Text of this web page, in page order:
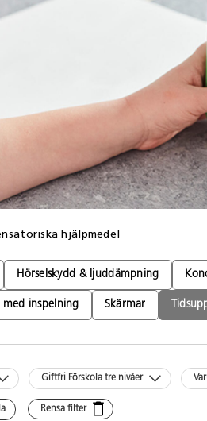
hjälpmedel
Hörselskydd & ljuddämpning
med inspelning Skärmar
Giftfri Förskola tre nivåer
Rensa filter